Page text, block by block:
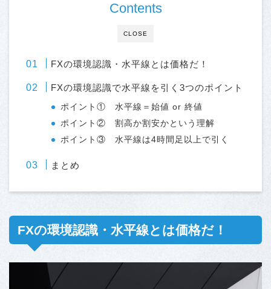
CLOSE
Contents
FXの環境認識・水平線とは価格だ！
FXの環境認識で水平線を引く3つのポイント
ポイント① 水平線＝始値 or 終値
ポイント② 割高か割安かという理解
ポイント③ 水平線は4時間足以上で引く
まとめ
FXの環境認識・水平線とは価格だ！